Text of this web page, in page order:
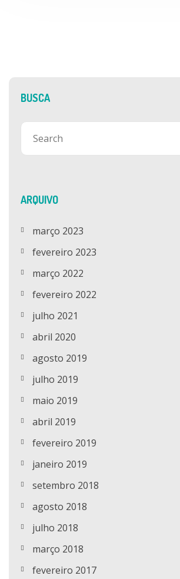
BUSCA
ARQUIVO
março 2023
fevereiro 2023
março 2022
fevereiro 2022
julho 2021
abril 2020
agosto 2019
julho 2019
maio 2019
abril 2019
fevereiro 2019
janeiro 2019
setembro 2018
agosto 2018
julho 2018
março 2018
fevereiro 2017